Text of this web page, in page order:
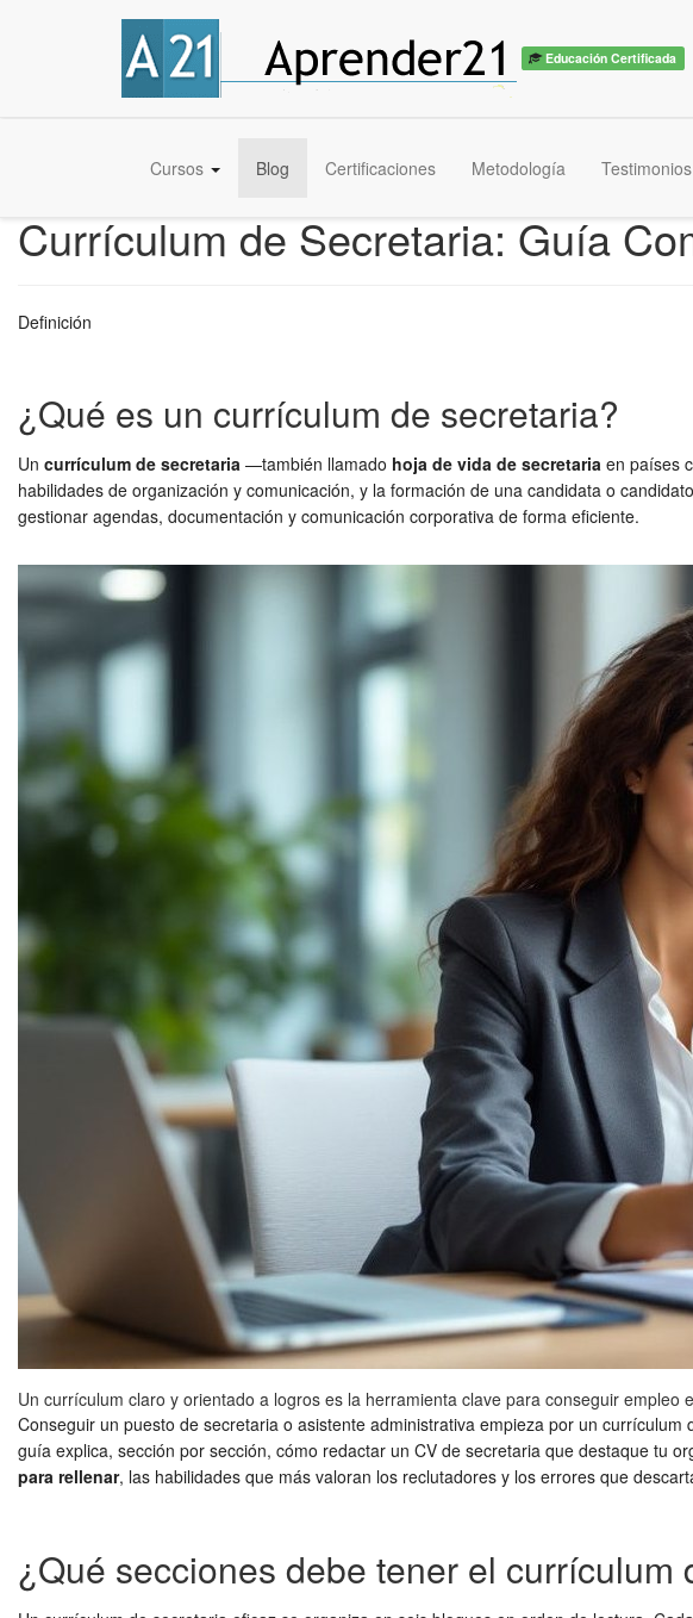
Educación Certificada
Cursos Blog Certificaciones Metodología Testimonios
Currículum de Secretaria: Guía
Definición
¿Qué es un currículum de secretaria?
Un currículum de secretaria —también llamado hoja de vida de secretaria en países
habilidades de organización y comunicación, y la formación de una candidata o
gestionar agendas, documentación y comunicación corporativa de forma eficiente.
Un currículum claro y orientado a logros es la herramienta clave para conseguir empleo
Conseguir un puesto de secretaria o asistente administrativa empieza por un
guía explica, sección por sección, cómo redactar un CV de secretaria que destaque tu
para rellenar, las habilidades que más valoran los reclutadores y los errores que
¿Qué secciones debe tener el currículum